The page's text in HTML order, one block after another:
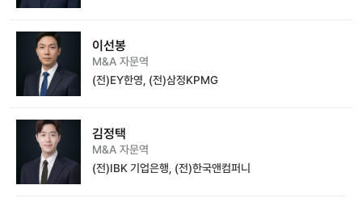
이선봉
M&A 자문역
(전)EY한영, (전)삼정KPMG
김정택
M&A 자문역
(전)IBK 기업은행, (전)한국앤컴퍼니